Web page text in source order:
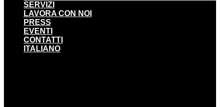
SERVIZI
LAVORA CON NOI
PRESS
EVENTI
CONTATTI
ITALIANO